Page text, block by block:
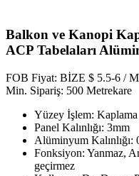
Balkon ve Kanopi
ACP Tabelaları
FOB Fiyat: BİZE $ 5.5-6 /
Min. Sipariş: 500 Metrekare
Yüzey İşlem: Kaplama
Panel Kalınlığı: 3mm
Alüminyum Kalınlığı:
Fonksiyon: Yanmaz,
geçirmez